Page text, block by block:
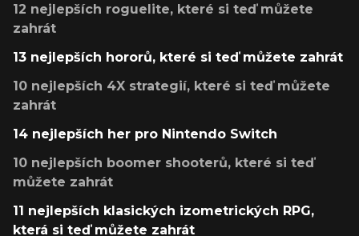
12 nejlepších roguelite, které si teď můžete
zahrát
13 nejlepších hororů, které si teď můžete zahrát
10 nejlepších 4X strategií, které si teď můžete
zahrát
14 nejlepších her pro Nintendo Switch
10 nejlepších boomer shooterů, které si teď
můžete zahrát
11 nejlepších klasických izometrických RPG,
která si teď můžete zahrát